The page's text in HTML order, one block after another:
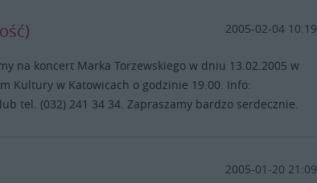
2005-02-04 10:19
na koncert Marka Torzewskiego w dniu 13.02.2005 w
Kultury w Katowicach o godzinie 19.00. Info:
tel. (032) 241 34 34. Zapraszamy bardzo serdecznie.
2005-01-20 21:09